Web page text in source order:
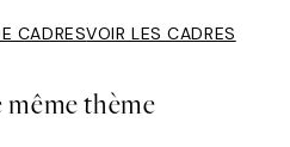
CADRESVOIR LES CADRES
thème